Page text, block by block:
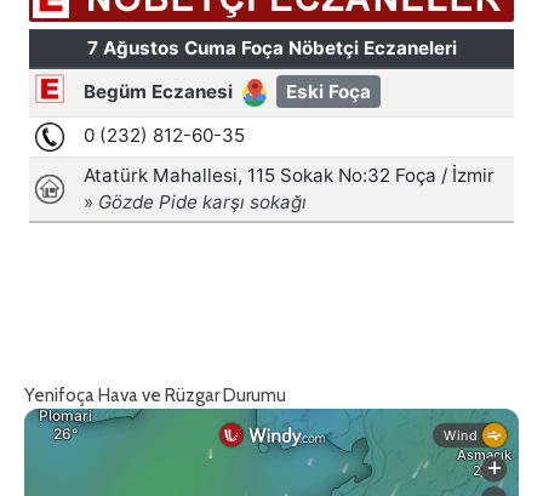
Yenifoça Hava ve Rüzgar Durumu